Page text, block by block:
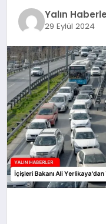
TEKNOLOJİ
MAGAZİN
SAĞLIK
Yalın
29 Eylül 2024